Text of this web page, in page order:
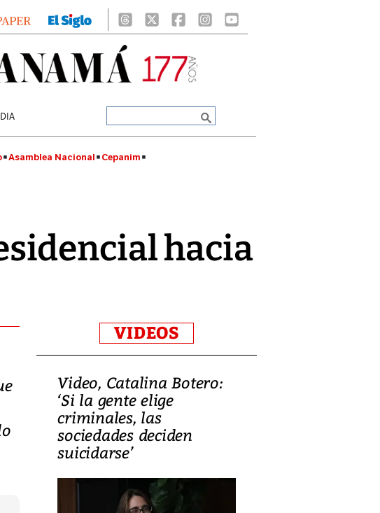
Asamblea Nacional Cepanim
hacia
VIDEOS
Video, Catalina Botero:
‘Si la gente elige
criminales, las
sociedades deciden
suicidarse’